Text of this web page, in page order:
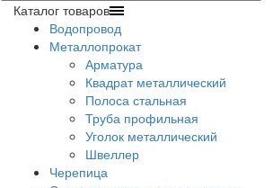
Каталог товаров
Водопровод
Металлопрокат
Арматура
Квадрат металлический
Полоса стальная
Труба профильная
Уголок металлический
Швеллер
Черепица